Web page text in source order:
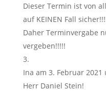
Dieser Termin ist von
auf KEINEN Fall
Daher Terminvergabe
vergeben!!!!!
Ina am 3. Februar 2021
Herr Daniel Stein!